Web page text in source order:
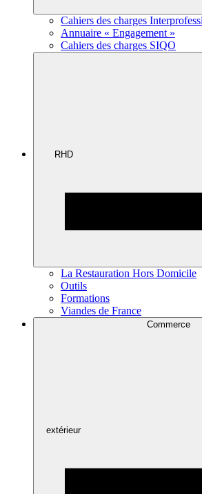
Cahiers des charges
Annuaire « Engagement »
Cahiers des charges SIQO
RHD
La Restauration Hors Domicile
Outils
Formations
Viandes de France
Commerce
extérieur